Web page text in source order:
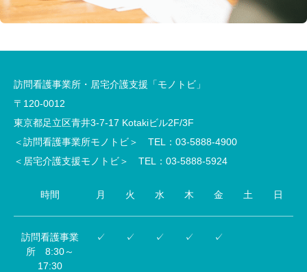
訪問看護事業所・居宅介護支援「モノトビ」
〒120-0012
東京都足立区青井3-7-17 Kotakiビル2F/3F
＜訪問看護事業所モノトビ＞ TEL：03-5888-4900
＜居宅介護支援モノトビ＞ TEL：03-5888-5924
時間 月 火 水 木 金 土 日
訪問看護事業
所 8:30～
17:30
✓ ✓ ✓ ✓ ✓